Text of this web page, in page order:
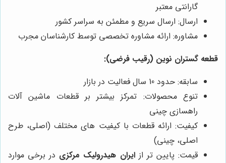
گارانتی معتبر
ارسال: ارسال سریع و مطمئن به سراسر کشور
مشاوره: ارائه مشاوره تخصصی توسط کارشناسان مجرب
قطعه گستران نوین (رقیب فرضی):
سابقه: حدود 10 سال فعالیت در بازار
تنوع محصولات: تمرکز بیشتر بر قطعات ماشین آلات
راهسازی چینی
کیفیت: ارائه قطعات با کیفیت های مختلف (اصلی، طرح
اصلی، چینی)
قیمت: پایین تر ازایران هیدرولیک مرکزی در برخی موارد